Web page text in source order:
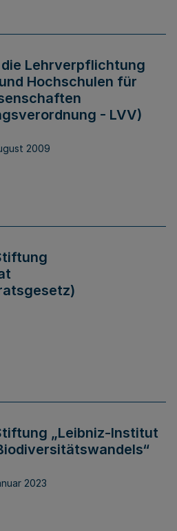
Lehrverpflichtung
Hochschulen für
- LVV)
2009
„Leibniz-Institut
2023